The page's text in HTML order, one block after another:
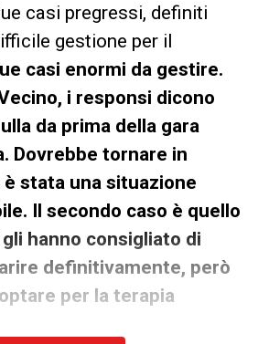
casi pregressi, definiti
gestione per il
casi enormi da gestire.
i responsi dicono
da prima della gara
Dovrebbe tornare in
stata una situazione
Il secondo caso è quello
hanno consigliato di
definitivamente, però
per la terapia